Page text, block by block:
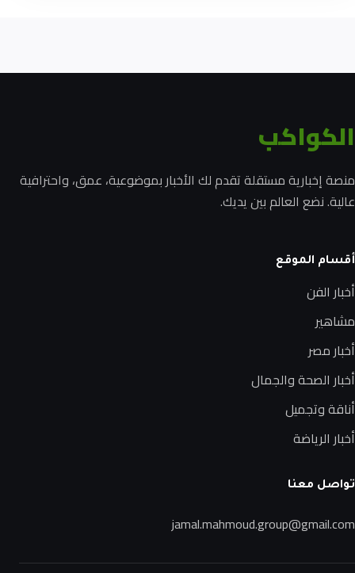
الكواكب
منصة إخبارية مستقلة تقدم لك الأخبار بموضوعية، عمق، واحترافية
عالية. نضع العالم بين يديك.
أقسام الموقع
أخبار الفن
مشاهير
أخبار مصر
أخبار الصحة والجمال
أناقة وتجميل
أخبار الرياضة
تواصل معنا
jamal.mahmoud.group@gmail.com